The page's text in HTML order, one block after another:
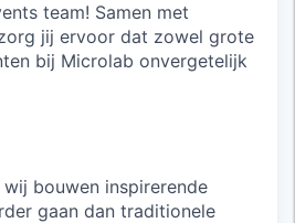
team! Samen met
jij ervoor dat zowel grote
bij Microlab onvergetelijk
bouwen inspirerende
gaan dan traditionele